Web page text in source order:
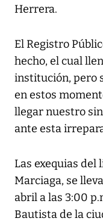
Herrera.
El Registro
hecho, el cual
institución, pero
en estos
llegar nuestro
ante esta
Las exequias del
Marciaga, se
abril a las 3:00
Bautista de la